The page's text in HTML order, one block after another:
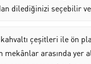
dilediğinizi seçebilir ve
çeşitleri ile ön
mekânlar arasında